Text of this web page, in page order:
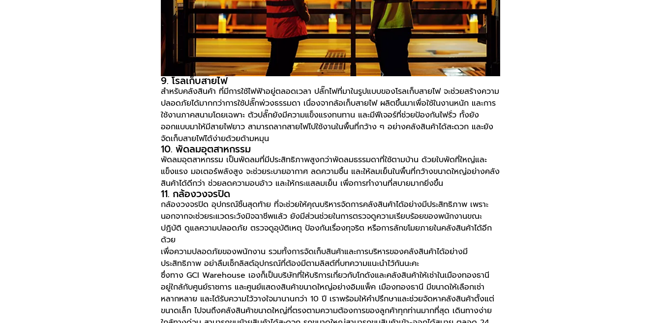
9. โรลเก็บสายไฟ
สำหรับคลังสินค้า ที่มีการใช้ไฟฟ้าอยู่ตลอดเวลา ปลั๊กไฟที่มาในรูปแบบของโรลเก็บสายไฟ จะช่วยสร้างความ
ปลอดภัยได้มากกว่าการใช้ปลั๊กพ่วงธรรมดา เนื่องจากล้อเก็บสายไฟ ผลิตขึ้นมาเพื่อใช้ในงานหนัก และการ
ใช้งานภาคสนามโดยเฉพาะ ตัวปลั๊กยังมีความแข็งแรงทนทาน และมีฟีเจอร์ที่ช่วยป้องกันไฟรั่ว ทั้งยัง
ออกแบบมาให้มีสายไฟยาว สามารถลากสายไฟไปใช้งานในพื้นที่กว้าง ๆ อย่างคลังสินค้าได้สะดวก และยัง
จัดเก็บสายไฟได้ง่ายด้วยด้ามหมุน
10. พัดลมอุตสาหกรรม
พัดลมอุตสาหกรรม เป็นพัดลมที่มีประสิทธิภาพสูงกว่าพัดลมธรรมดาที่ใช้ตามบ้าน ด้วยใบพัดที่ใหญ่และ
แข็งแรง มอเตอร์พลังสูง จะช่วยระบายอากาศ ลดความชื้น และให้ลมเย็นในพื้นที่กว้างขนาดใหญ่อย่างคลัง
สินค้าได้ดีกว่า ช่วยลดความอบอ้าว และให้กระแสลมเย็น เพื่อการทำงานที่สบายมากยิ่งขึ้น
11. กล้องวงจรปิด
กล้องวงจรปิด อุปกรณ์ชิ้นสุดท้าย ที่จะช่วยให้คุณบริหารจัดการคลังสินค้าได้อย่างมีประสิทธิภาพ เพราะ
นอกจากจะช่วยระแวดระวังมิจฉาชีพแล้ว ยังมีส่วนช่วยในการตรวจดูความเรียบร้อยของพนักงานขณะ
ปฏิบัติ ดูแลความปลอดภัย ตรวจดูอุบัติเหตุ ป้องกันเรื่องทุจริต หรือการลักขโมยภายในคลังสินค้าได้อีก
ด้วย
เพื่อความปลอดภัยของพนักงาน รวมทั้งการจัดเก็บสินค้าและการบริหารของคลังสินค้าได้อย่างมี
ประสิทธิภาพ อย่าลืมเช็กลิสต์อุปกรณ์ที่ต้องมีตามลิสต์ที่บทความแนะนำไว้กันนะคะ
ซึ่งทาง GCI Warehouse เองก็เป็นบริษัทที่ให้บริการเกี่ยวกับโกดังและคลังสินค้าให้เช่าในเมืองทองธานี
อยู่ใกล้กับศูนย์ราชการ และศูนย์แสดงสินค้าขนาดใหญ่อย่างอิมแพ็ค เมืองทองธานี มีขนาดให้เลือกเช่า
หลากหลาย และได้รับความไว้วางใจมานานกว่า 10 ปี เราพร้อมให้คำปรึกษาและช่วยจัดหาคลังสินค้าตั้งแต่
ขนาดเล็ก ไปจนถึงคลังสินค้าขนาดใหญ่ที่ตรงตามความต้องการของลูกค้าทุกท่านมากที่สุด เดินทางง่าย